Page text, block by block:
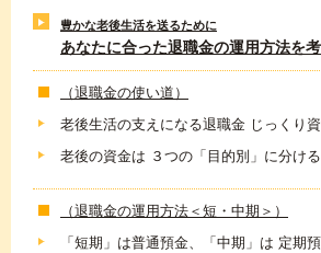
豊かな老後生活を送るために
あなたに合った退職金の運用方法を
（退職金の使い道）
老後生活の支えになる退職金 じっくり
老後の資金は ３つの「目的別」に分ける
（退職金の運用方法＜短・中期＞）
「短期」は普通預金、「中期」は 定期